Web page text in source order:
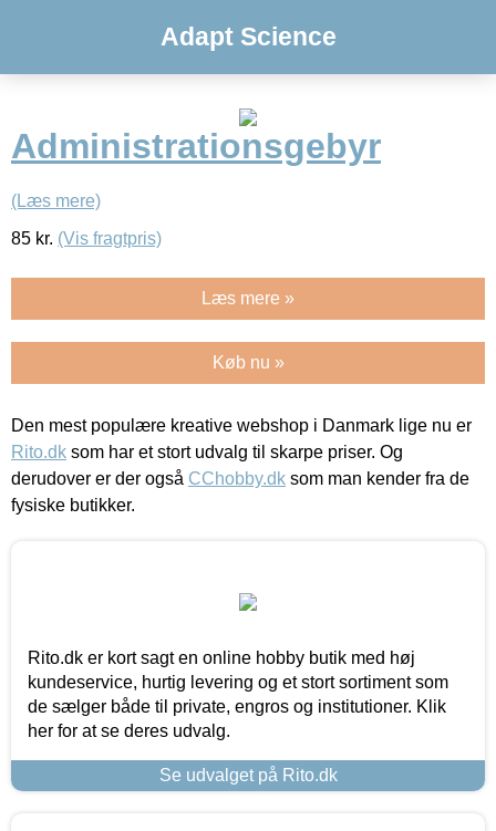
Adapt Science
Administrationsgebyr
(Læs mere)
85 kr. (Vis fragtpris)
Læs mere »
Køb nu »
Den mest populære kreative webshop i Danmark lige nu er
Rito.dk som har et stort udvalg til skarpe priser. Og
derudover er der også CChobby.dk som man kender fra de
fysiske butikker.
Rito.dk er kort sagt en online hobby butik med høj
kundeservice, hurtig levering og et stort sortiment som
de sælger både til private, engros og institutioner. Klik
her for at se deres udvalg.
Se udvalget på Rito.dk